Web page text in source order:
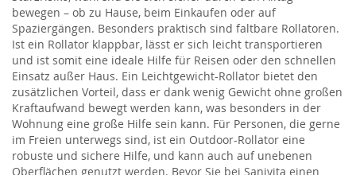
bewegen – ob zu Hause, beim Einkaufen oder auf
Spaziergängen. Besonders praktisch sind faltbare Rollatoren.
Ist ein Rollator klappbar, lässt er sich leicht transportieren
und ist somit eine ideale Hilfe für Reisen oder den schnellen
Einsatz außer Haus. Ein Leichtgewicht-Rollator bietet den
zusätzlichen Vorteil, dass er dank wenig Gewicht ohne großen
Kraftaufwand bewegt werden kann, was besonders in der
Wohnung eine große Hilfe sein kann. Für Personen, die gerne
im Freien unterwegs sind, ist ein Outdoor-Rollator eine
robuste und sichere Hilfe, und kann auch auf unebenen
Oberflächen genutzt werden. Bevor Sie bei Sanivita einen